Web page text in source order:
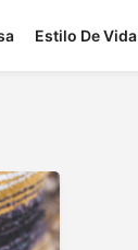
Estilo De Vida